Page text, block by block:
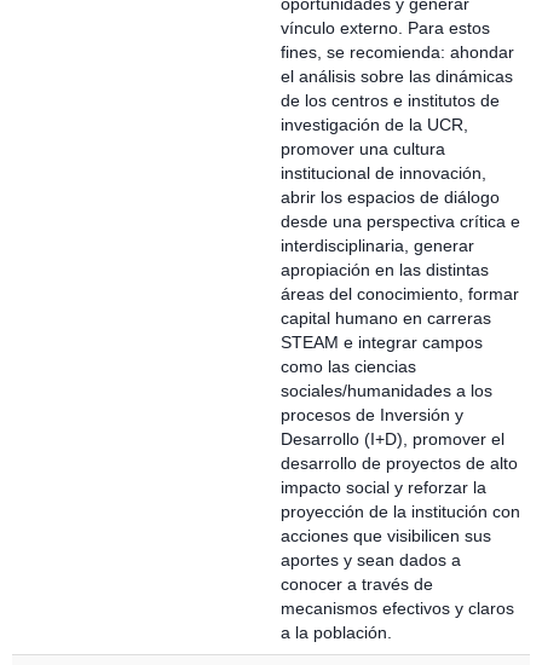
vínculo externo. Para estos
fines, se recomienda: ahondar
el análisis sobre las dinámicas
de los centros e institutos de
investigación de la UCR,
promover una cultura
institucional de innovación,
abrir los espacios de diálogo
desde una perspectiva crítica e
interdisciplinaria, generar
apropiación en las distintas
áreas del conocimiento, formar
capital humano en carreras
STEAM e integrar campos
como las ciencias
sociales/humanidades a los
procesos de Inversión y
Desarrollo (I+D), promover el
desarrollo de proyectos de alto
impacto social y reforzar la
proyección de la institución con
acciones que visibilicen sus
aportes y sean dados a
conocer a través de
mecanismos efectivos y claros
a la población.